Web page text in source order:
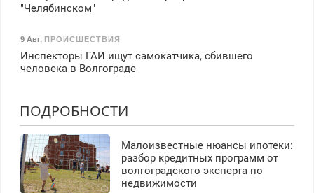
"Челябинском"
9 Авг, ПРОИСШЕСТВИЯ
Инспекторы ГАИ ищут самокатчика, сбившего
человека в Волгограде
ПОДРОБНОСТИ
Малоизвестные нюансы ипотеки:
разбор кредитных программ от
волгоградского эксперта по
недвижимости